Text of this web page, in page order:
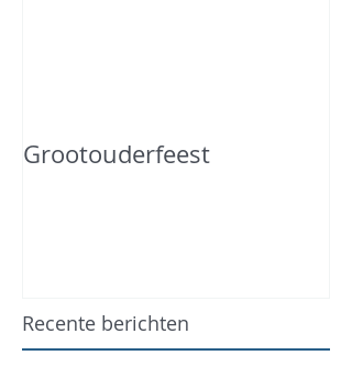
Grootouderfeest
Recente berichten